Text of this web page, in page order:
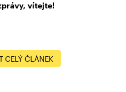
vítejte!
CELÝ ČLÁNEK